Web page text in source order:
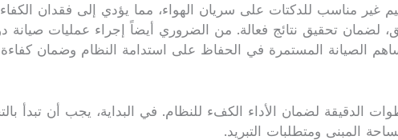
مناسب للدكتات على سريان الهواء، مما يؤدي إلى فقدان
تحقيق نتائج فعالة. من الضروري أيضاً إجراء عمليات صيانة
الصيانة المستمرة في الحفاظ على استدامة النظام وضمان
الدقيقة لضمان الأداء الكفء للنظام. في البداية، يجب أن تبدأ
المبنى ومتطلبات التبريد.